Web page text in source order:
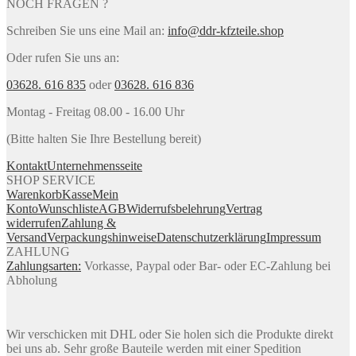
NOCH FRAGEN ?
Schreiben Sie uns eine Mail an: info@ddr-kfzteile.shop
Oder rufen Sie uns an:
03628. 616 835 oder03628. 616 836
Montag - Freitag 08.00 - 16.00 Uhr
(Bitte halten Sie Ihre Bestellung bereit)
KontaktUnternehmensseite
SHOP SERVICE
WarenkorbKasseMein
KontoWunschlisteAGBWiderrufsbelehrungVertrag
widerrufenZahlung &
VersandVerpackungshinweiseDatenschutzerklärungImpressum
ZAHLUNG
Zahlungsarten: Vorkasse, Paypal oder Bar- oder EC-Zahlung bei
Abholung
Wir verschicken mit DHL oder Sie holen sich die Produkte direkt
bei uns ab. Sehr große Bauteile werden mit einer Spedition